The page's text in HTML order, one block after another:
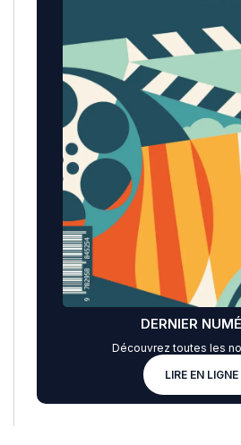
DERNIER
Découvrez toutes les
LIRE EN LIGNE